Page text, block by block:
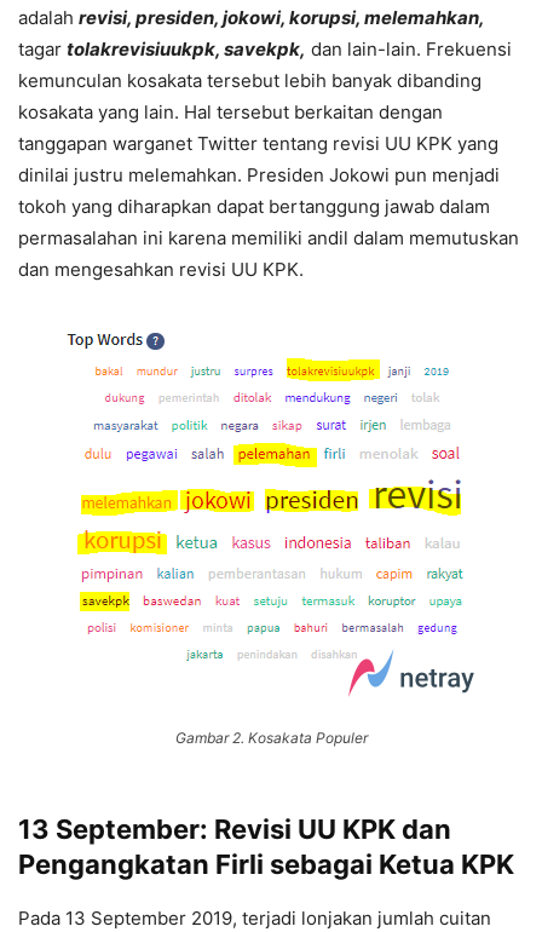
adalah revisi, presiden, jokowi, korupsi, melemahkan,
tagar tolakrevisiuukpk, savekpk, dan lain-lain. Frekuensi
kemunculan kosakata tersebut lebih banyak dibanding
kosakata yang lain. Hal tersebut berkaitan dengan
tanggapan warganet Twitter tentang revisi UU KPK yang
dinilai justru melemahkan. Presiden Jokowi pun menjadi
tokoh yang diharapkan dapat bertanggung jawab dalam
permasalahan ini karena memiliki andil dalam memutuskan
dan mengesahkan revisi UU KPK.
Gambar 2. Kosakata Populer
13 September: Revisi UU KPK dan
Pengangkatan Firli sebagai Ketua KPK
Pada 13 September 2019, terjadi lonjakan jumlah cuitan